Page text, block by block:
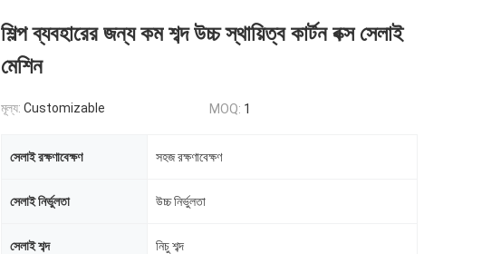
শিল্প ব্যবহারের জন্য কম শব্দ উচ্চ স্থায়িত্ব কার্টন বক্স সেলাই
মেশিন
মূল্য: Customizable MOQ: 1
সেলাই রক্ষণাবেক্ষণ সহজ রক্ষণাবেক্ষণ
সেলাই নির্ভুলতা উচ্চ নির্ভুলতা
সেলাই শব্দ নিচু শব্দ